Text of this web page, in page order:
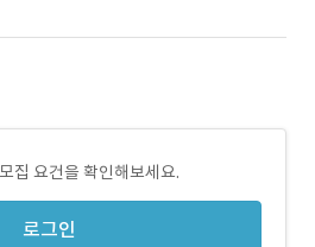
집 요건을 확인해보세요.
로그인